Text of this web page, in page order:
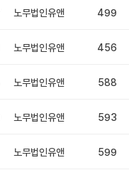
노무법인유앤 499
노무법인유앤 456
노무법인유앤 588
노무법인유앤 593
노무법인유앤 599